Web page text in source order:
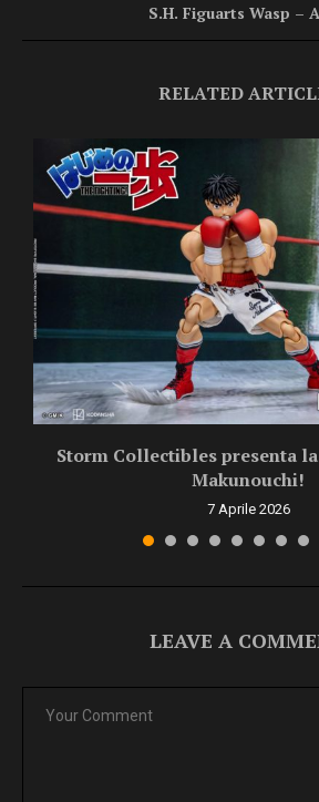
S.H. Figuarts Wasp –
RELATED
Storm Collectibles presenta
Makunouchi!
7 Aprile 2026
LEAVE A